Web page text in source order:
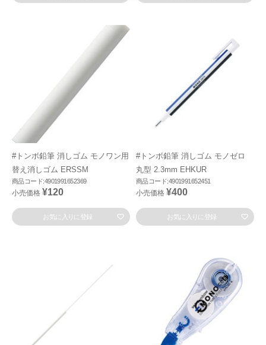
#トンボ鉛筆 消しゴム モノワン用
替え消しゴム ERSSM
商品コード:4901991652369
小売価格 ¥120
お気に入りに登録
#トンボ鉛筆 消しゴム モノゼロ
丸型 2.3mm EHKUR
商品コード:4901991652451
小売価格 ¥400
お気に入りに登録